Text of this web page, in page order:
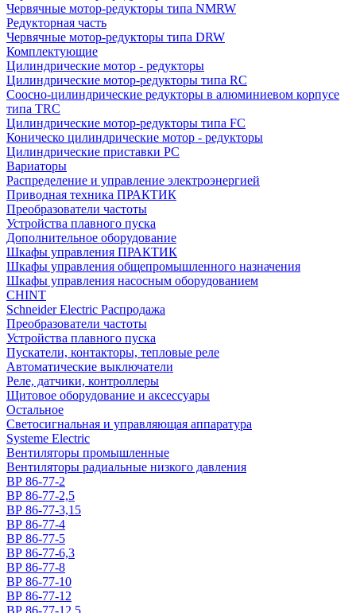
Червячные мотор-редукторы типа NMRW
Редукторная часть
Червячные мотор-редукторы типа DRW
Комплектующие
Цилиндрические мотор - редукторы
Цилиндрические мотор-редукторы типа RC
Соосно-цилиндрические редукторы в алюминиевом корпусе
типа TRC
Цилиндрические мотор-редукторы типа FC
Коническо цилиндрические мотор - редукторы
Цилиндрические приставки PC
Вариаторы
Распределение и управление электроэнергией
Приводная техника ПРАКТИК
Преобразователи частоты
Устройства плавного пуска
Дополнительное оборудование
Шкафы управления ПРАКТИК
Шкафы управления общепромышленного назначения
Шкафы управления насосным оборудованием
CHINT
Schneider Electric Распродажа
Преобразователи частоты
Устройства плавного пуска
Пускатели, контакторы, тепловые реле
Автоматические выключатели
Реле, датчики, контроллеры
Щитовое оборудование и аксессуары
Остальное
Светосигнальная и управляющая аппаратура
Systeme Electric
Вентиляторы промышленные
Вентиляторы радиальные низкого давления
ВР 86-77-2
ВР 86-77-2,5
ВР 86-77-3,15
ВР 86-77-4
ВР 86-77-5
ВР 86-77-6,3
ВР 86-77-8
ВР 86-77-10
ВР 86-77-12
ВР 86-77-12,5